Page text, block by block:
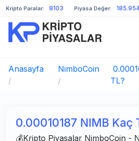
Kripto Paralar: 8103 Piyasa Değer:
Anasayfa
/
NimboCoin
/
TL?
0.00010187 NIMB Kaç
💰Kripto Piyasalar NimboCoin -